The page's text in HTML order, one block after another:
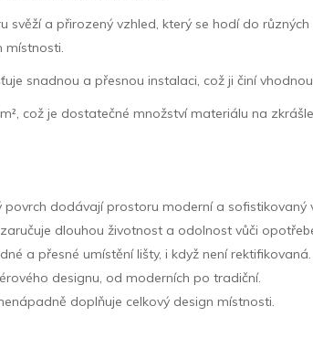
a přirozený vzhled, který se hodí do
místnosti.
snadnou a přesnou instalaci, což ji činí
což je dostatečné množství materiálu na
povrch dodávají prostoru moderní a sofistikovaný
dlouhou životnost a odolnost vůči
a přesné umístění lišty, i když není rektifikovaná.
designu, od moderních po tradiční.
doplňuje celkový design místnosti.